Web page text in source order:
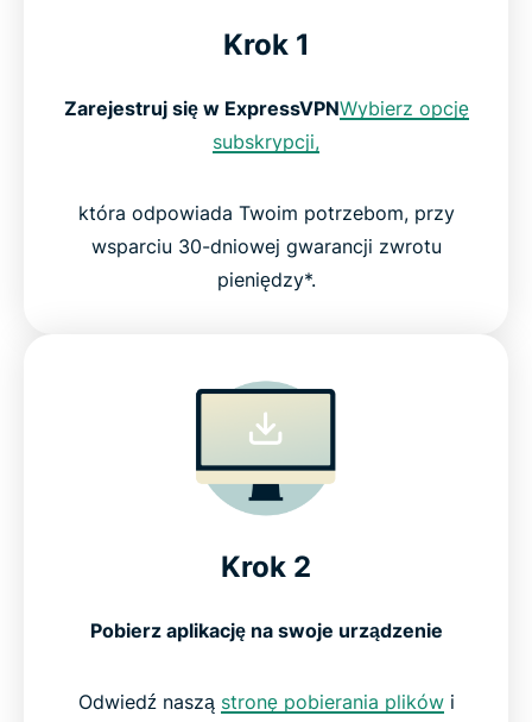
Krok 1
Zarejestruj się w ExpressVPNWybierz opcję
subskrypcji,
która odpowiada Twoim potrzebom, przy
wsparciu 30-dniowej gwarancji zwrotu
pieniędzy*.
Krok 2
Pobierz aplikację na swoje urządzenie
Odwiedź naszą stronę pobierania plikówi